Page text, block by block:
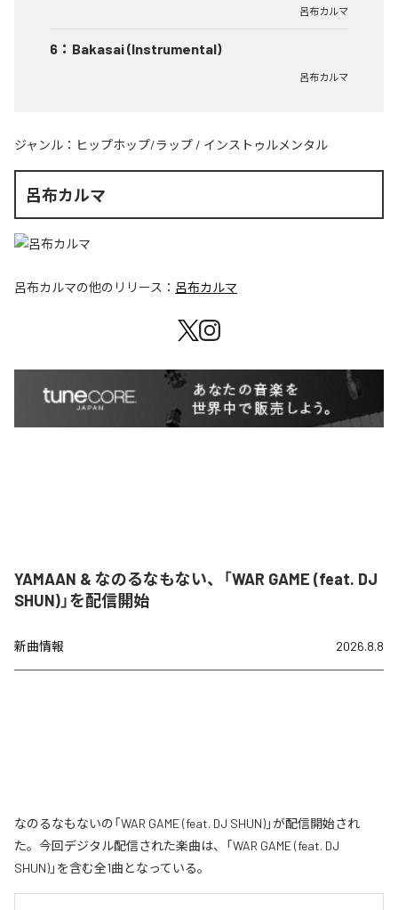
呂布カルマ
6 ： Bakasai (Instrumental)
呂布カルマ
ジャンル： ヒップホップ/ラップ / インストゥルメンタル
呂布カルマ
呂布カルマの他のリリース： 呂布カルマ
YAMAAN & なのるなもない、「WAR GAME (feat. DJ
SHUN)」を配信開始
新曲情報 2026.8.8
なのるなもないの「WAR GAME (feat. DJ SHUN)」が配信開始され
た。今回デジタル配信された楽曲は、「WAR GAME (feat. DJ
SHUN)」を含む全1曲となっている。